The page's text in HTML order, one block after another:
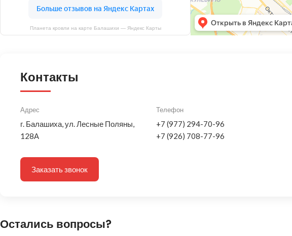
Планета кровли на карте Балашихи — Яндекс Карты
Контакты
Адрес
г. Балашиха, ул. Лесные Поляны,
128А
Телефон
+7 (977) 294-70-96
+7 (926) 708-77-96
Заказать звонок
Остались вопросы?